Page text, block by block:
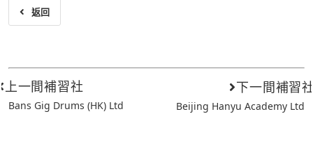
返回
上一間補習社
Bans Gig Drums (HK) Ltd
下一間補習
Beijing Hanyu Academy Ltd